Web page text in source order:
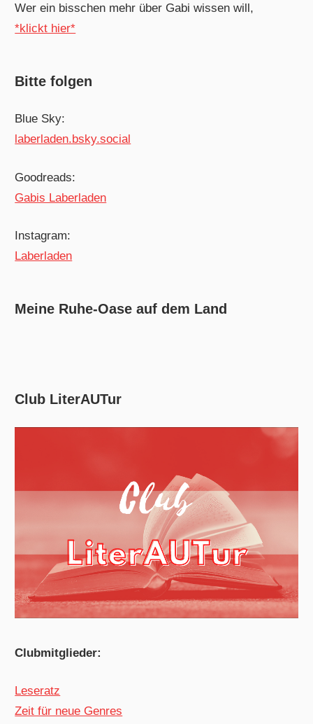
Wer ein bisschen mehr über Gabi wissen will,
*klickt hier*
Bitte folgen
Blue Sky:
laberladen.bsky.social
Goodreads:
Gabis Laberladen
Instagram:
Laberladen
Meine Ruhe-Oase auf dem Land
Club LiterAUTur
Clubmitglieder:
Leseratz
Zeit für neue Genres